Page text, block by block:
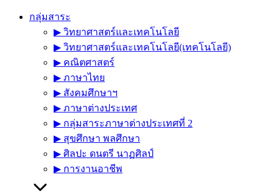
กลุ่มสาระ
▶︎ วิทยาศาสตร์และเทคโนโลยี
▶︎ วิทยาศาสตร์และเทคโนโลยี(เทคโนโลยี)
▶︎ คณิตศาสตร์
▶︎ ภาษาไทย
▶︎ สังคมศึกษาฯ
▶︎ ภาษาต่างประเทศ
▶︎ กลุ่มสาระภาษาต่างประเทศที่ 2
▶︎ สุขศึกษา พลศึกษา
▶︎ ศิลปะ ดนตรี นาฏศิลป์
▶︎ การงานอาชีพ